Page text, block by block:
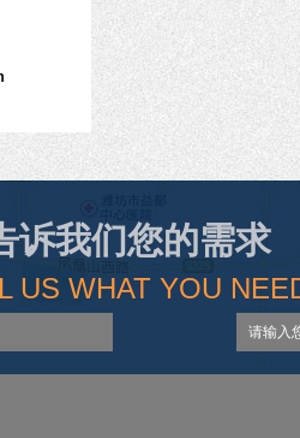
诉我们您的需求
US WHAT YOU